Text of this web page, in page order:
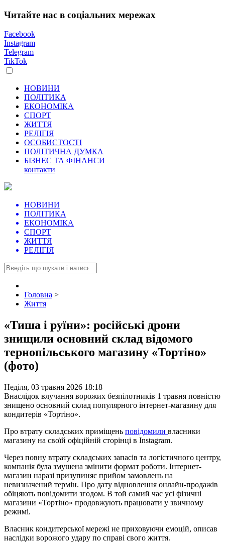
Читайте нас в соціальних мережах
Facebook
Instagram
Telegram
TikTok
НОВИНИ
ПОЛІТИКА
ЕКОНОМІКА
СПОРТ
ЖИТТЯ
РЕЛІГІЯ
ОСОБИСТОСТІ
ПОЛІТИЧНА ДУМКА
БІЗНЕС ТА ФІНАНСИ
контакти
НОВИНИ
ПОЛІТИКА
ЕКОНОМІКА
СПОРТ
ЖИТТЯ
РЕЛІГІЯ
Головна >
Життя
«Тиша і руїни»: російські дрони
знищили основний склад відомого
тернопільського магазину «Тортіно»
(фото)
Неділя, 03 травня 2026 18:18
Внаслідок влучання ворожих безпілотників 1 травня повністю
знищено основний склад популярного інтернет-магазину для
кондитерів «Тортіно».
Про втрату складських приміщень повідомили власники
магазину на своїй офіційній сторінці в Instagram.
Через повну втрату складських запасів та логістичного центру,
компанія була змушена змінити формат роботи. Інтернет-
магазин наразі призупиняє прийом замовлень на
невизначений термін. Про дату відновлення онлайн-продажів
обіцяють повідомити згодом. В той самий час усі фізичні
магазини «Тортіно» продовжують працювати у звичному
режимі.
Власник кондитерської мережі не приховуючи емоцій, описав
наслідки ворожого удару по справі свого життя.